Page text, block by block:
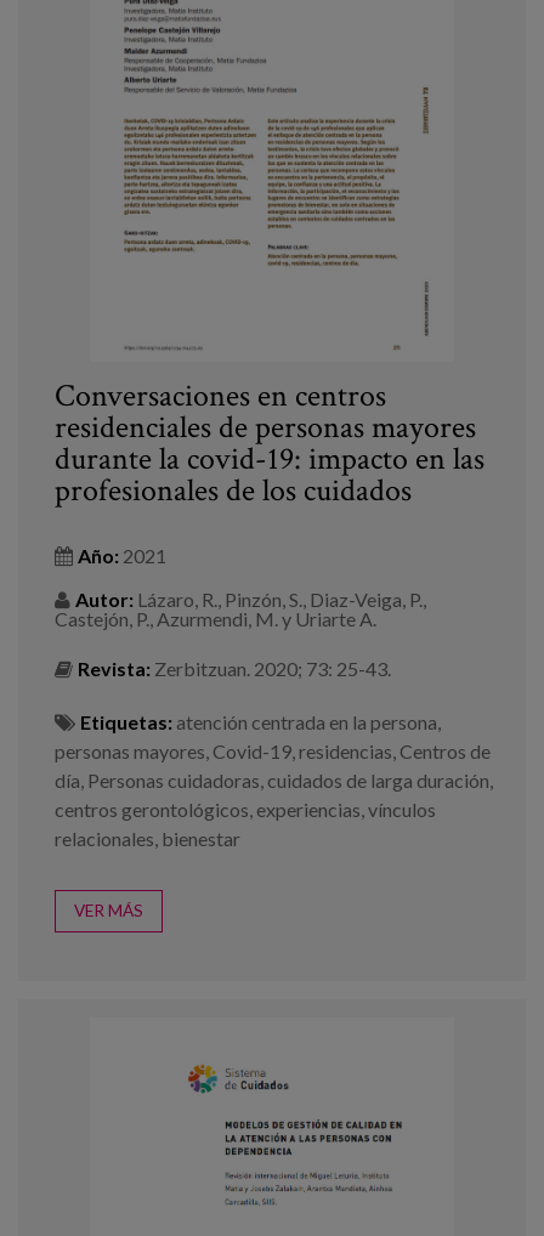
Conversaciones en centros
residenciales de personas mayores
durante la covid-19: impacto en las
profesionales de los cuidados
Año: 2021
Autor: Lázaro, R., Pinzón, S., Diaz-Veiga, P.,
Castejón, P., Azurmendi, M. y Uriarte A.
Revista: Zerbitzuan. 2020; 73: 25-43.
Etiquetas: atención centrada en la persona,
personas mayores, Covid-19,residencias, Centros de
día, Personas cuidadoras, cuidados de larga duración,
centros gerontológicos, experiencias,vínculos
relacionales, bienestar
VER MÁS